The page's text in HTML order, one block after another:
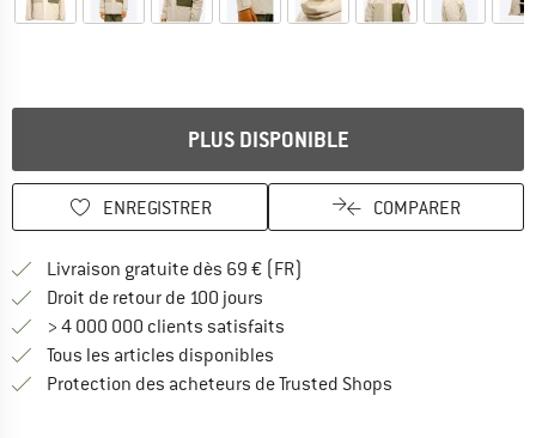
PLUS DISPONIBLE
ENREGISTRER COMPARER
Livraison gratuite dès 69 € (FR)
Droit de retour de 100 jours
> 4 000 000 clients satisfaits
Tous les articles disponibles
Protection des acheteurs de Trusted Shops